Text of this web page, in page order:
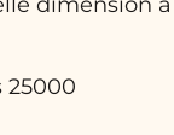
25000